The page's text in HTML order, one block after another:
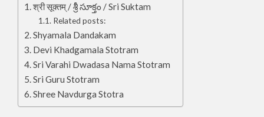
श्री सूक्तम् / శ్రీ సూక్తం / Sri Suktam
Related posts:
Shyamala Dandakam
Devi Khadgamala Stotram
Sri Varahi Dwadasa Nama Stotram
Sri Guru Stotram
Shree Navdurga Stotra